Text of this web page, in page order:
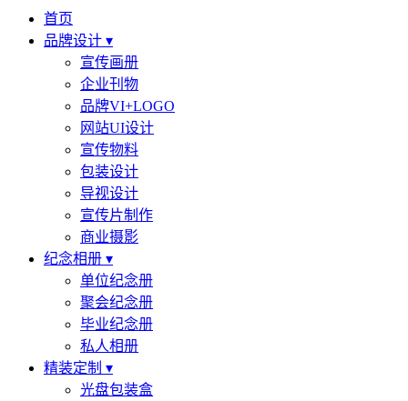
首页
品牌设计 ▾
宣传画册
企业刊物
品牌VI+LOGO
网站UI设计
宣传物料
包装设计
导视设计
宣传片制作
商业摄影
纪念相册 ▾
单位纪念册
聚会纪念册
毕业纪念册
私人相册
精装定制 ▾
光盘包装盒